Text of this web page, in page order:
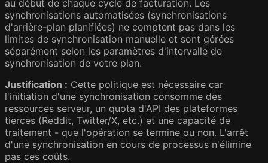
au début de chaque cycle de facturation. Les
synchronisations automatisées (synchronisations
d'arrière-plan planifiées) ne comptent pas dans les
limites de synchronisation manuelle et sont gérées
séparément selon les paramètres d'intervalle de
synchronisation de votre plan.
Justification : Cette politique est nécessaire car
l'initiation d'une synchronisation consomme des
ressources serveur, un quota d'API des plateformes
tierces (Reddit, Twitter/X, etc.) et une capacité de
traitement - que l'opération se termine ou non. L'arrêt
d'une synchronisation en cours de processus n'élimine
pas ces coûts.